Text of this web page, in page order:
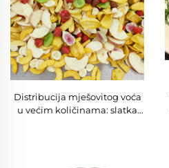
Distribucija mješovitog voća
u većim količinama: slatka